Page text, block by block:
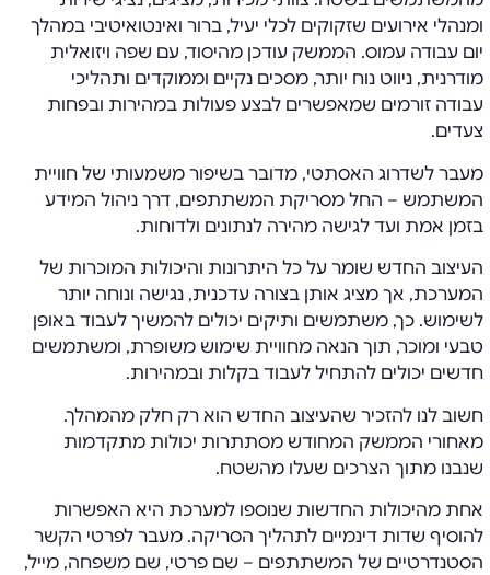
ומנהלי אירועים שזקוקים לכלי יעיל, ברור ואינטואיטיבי במהלך
יום עבודה עמוס. הממשק עודכן מהיסוד, עם שפה ויזואלית
מודרנית, ניווט נוח יותר, מסכים נקיים וממוקדים ותהליכי
עבודה זורמים שמאפשרים לבצע פעולות במהירות ובפחות
צעדים.
מעבר לשדרוג האסתטי, מדובר בשיפור משמעותי של חוויית
המשתמש – החל מסריקת המשתתפים, דרך ניהול המידע
בזמן אמת ועד לגישה מהירה לנתונים ולדוחות.
העיצוב החדש שומר על כל היתרונות והיכולות המוכרות של
המערכת, אך מציג אותן בצורה עדכנית, נגישה ונוחה יותר
לשימוש. כך, משתמשים ותיקים יכולים להמשיך לעבוד באופן
טבעי ומוכר, תוך הנאה מחוויית שימוש משופרת, ומשתמשים
חדשים יכולים להתחיל לעבוד בקלות ובמהירות.
חשוב לנו להזכיר שהעיצוב החדש הוא רק חלק מהמהלך.
מאחורי הממשק המחודש מסתתרות יכולות מתקדמות
שנבנו מתוך הצרכים שעלו מהשטח.
אחת מהיכולות החדשות שנוספו למערכת היא האפשרות
להוסיף שדות דינמיים לתהליך הסריקה. מעבר לפרטי הקשר
הסטנדרטיים של המשתתפים – שם פרטי, שם משפחה, מייל,